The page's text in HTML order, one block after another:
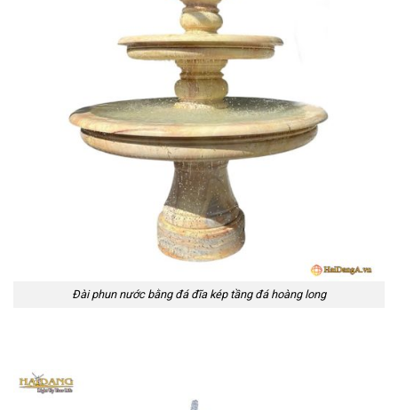
Đài phun nước bằng đá đĩa kép tầng đá hoàng long